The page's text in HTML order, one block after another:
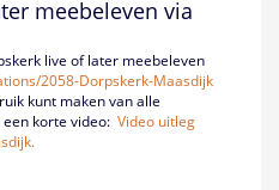
meebeleven via
live of later meebeleven
2058-Dorpskerk-Maasdijk
kunt maken van alle
korte video: Video uitleg